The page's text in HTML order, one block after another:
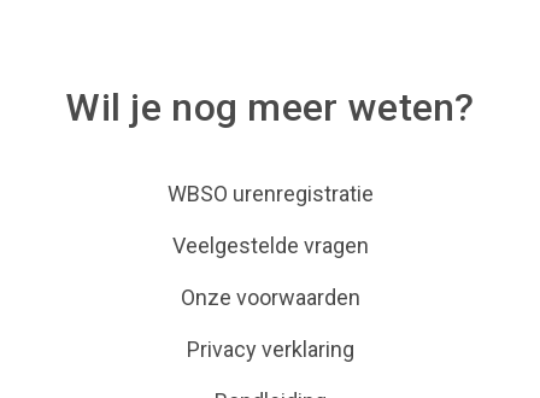
Wil je nog meer weten?
WBSO urenregistratie
Veelgestelde vragen
Onze voorwaarden
Privacy verklaring